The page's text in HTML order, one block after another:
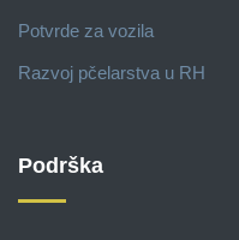
Potvrde za vozila
Razvoj pčelarstva u RH
Podrška